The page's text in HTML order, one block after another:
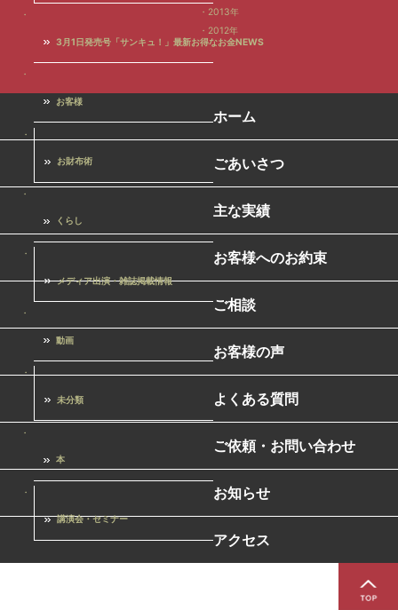
3月1日発売号「サンキュ！」最新お得なお金NEWS
お客様
お財布術
くらし
メディア出演・雑誌掲載情報
動画
未分類
本
講演会・セミナー
2013年
2012年
ホーム
ごあいさつ
主な実績
お客様へのお約束
ご相談
お客様の声
よくある質問
ご依頼・お問い合わせ
お知らせ
アクセス